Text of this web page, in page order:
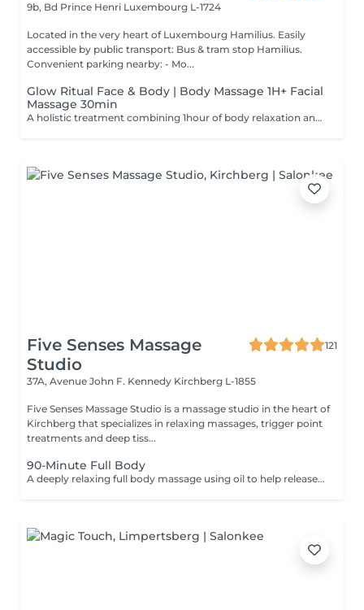
9b, Bd Prince Henri Luxembourg L-1724
Located in the very heart of Luxembourg Hamilius. Easily
accessible by public transport: Bus & tram stop Hamilius.
Convenient parking nearby: - Mo...
Glow Ritual Face & Body | Body Massage 1H+ Facial
Massage 30min
A holistic treatment combining 1hour of body relaxation and 30min of facial massage for complete rejuvenation. Why clients choose it: - Full relaxation - Skin + body experience - Signature SPA feeling
Five Senses Massage
Studio
121
37A, Avenue John F. Kennedy Kirchberg L-1855
Five Senses Massage Studio is a massage studio in the heart of
Kirchberg that specializes in relaxing massages, trigger point
treatments and deep tiss...
90-Minute Full Body
A deeply relaxing full body massage using oil to help release tension, calm the nervous system, and restore overall wellbeing. The treatment typically includes the feet, legs (front and back), back, arms, shoulders, and neck. Pressure and focus areas can be adjusted according to your needs and preferences and discussed before the session.